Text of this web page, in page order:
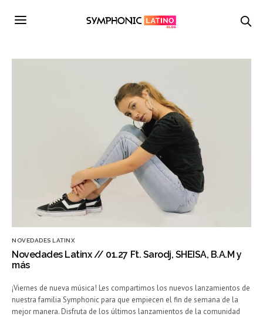
NOVEDADES LATINX
Novedades Latinx // 01.27 Ft. Sarodj, SHEISA, B.A.M y
más
¡Viernes de nueva música! Les compartimos los nuevos lanzamientos de
nuestra familia Symphonic para que empiecen el fin de semana de la
mejor manera. Disfruta de los últimos lanzamientos de la comunidad